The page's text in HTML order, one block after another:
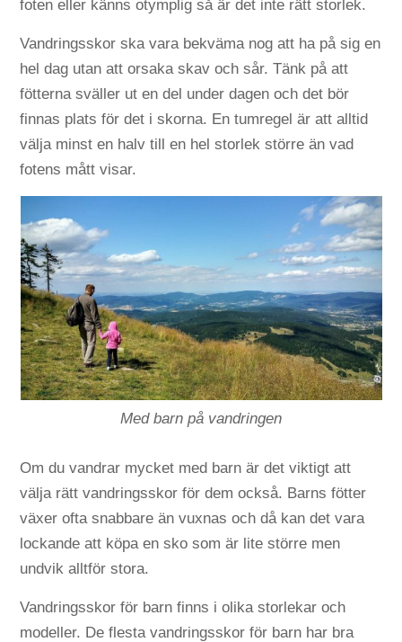
foten eller känns otymplig så är det inte rätt storlek.
Vandringsskor ska vara bekväma nog att ha på sig en
hel dag utan att orsaka skav och sår. Tänk på att
fötterna sväller ut en del under dagen och det bör
finnas plats för det i skorna. En tumregel är att alltid
välja minst en halv till en hel storlek större än vad
fotens mått visar.
Med barn på vandringen
Om du vandrar mycket med barn är det viktigt att
välja rätt vandringsskor för dem också. Barns fötter
växer ofta snabbare än vuxnas och då kan det vara
lockande att köpa en sko som är lite större men
undvik alltför stora.
Vandringsskor för barn finns i olika storlekar och
modeller. De flesta vandringsskor för barn har bra